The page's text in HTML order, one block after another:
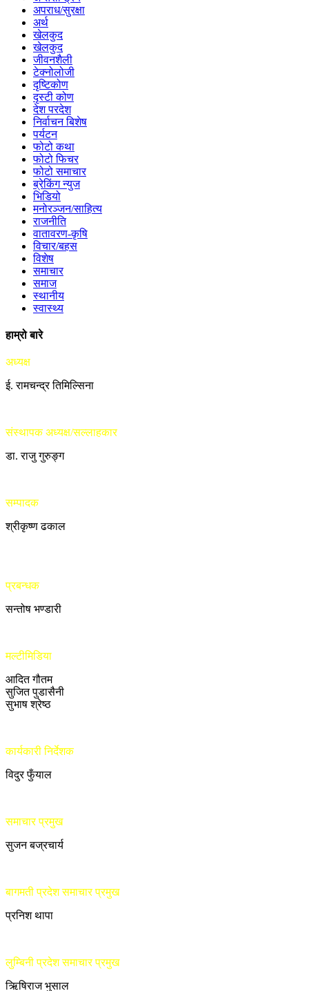
अपराध/सुरक्षा
अर्थ
खेलकुद
खेलकुद
जीवनशैली
टेक्नोलोजी
दृष्टिकोण
दृस्टी कोण
देश परदेश
निर्वाचन बिशेष
पर्यटन
फोटो कथा
फोटो फिचर
फोटो समाचार
ब्रेकिंग न्युज
भिडियो
मनोरञ्जन/साहित्य
राजनीति
वातावरण-कृषि
विचार/बहस
विशेष
समाचार
समाज
स्थानीय
स्वास्थ्य
हाम्रो बारे
अध्यक्ष
ई. रामचन्द्र तिमिल्सिना
संस्थापक अध्यक्ष/सल्लाहकार
डा. राजु गुरुङ्ग
सम्पादक
श्रीकृष्ण ढकाल
प्रबन्धक
सन्तोष भण्डारी
मल्टीमिडिया
आदित गौतम
सुजित पुडासैनी
सुभाष श्रेष्ठ
कार्यकारी निर्देशक
विदुर फुँयाल
समाचार प्रमुख
सुजन बज्रचार्य
बागमती प्रदेश समाचार प्रमुख
प्रनिश थापा
लुम्बिनी प्रदेश समाचार प्रमुख
ऋिषिराज भुसाल